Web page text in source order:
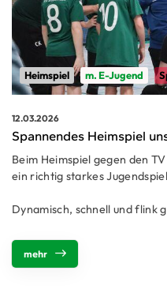
Heimspiel m. E-Jugend
12.03.2026
Spannendes Heimspiel
Beim Heimspiel gegen den
ein richtig starkes
Dynamisch, schnell und flink
mehr